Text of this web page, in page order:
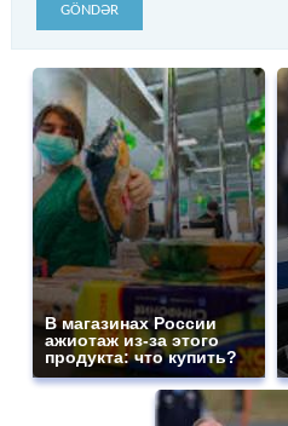
GÖNDƏR
В магазинах России
ажиотаж из-за этого
продукта: что купить?